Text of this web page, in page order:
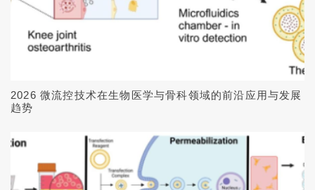
2026 微流控技术在生物医学与骨科领域的前沿应用与发展
趋势